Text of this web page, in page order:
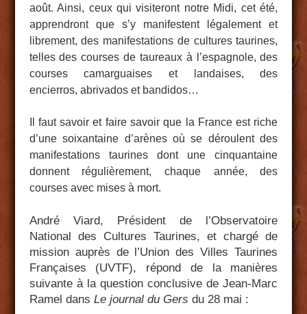
août. Ainsi, ceux qui visiteront notre Midi, cet été,
apprendront que s’y manifestent légalement et
librement, des manifestations de cultures taurines,
telles des courses de taureaux à l’espagnole, des
courses camarguaises et landaises, des
encierros, abrivados et bandidos…
Il faut savoir et faire savoir que la France est riche
d’une soixantaine d’arènes où se déroulent des
manifestations taurines dont une cinquantaine
donnent régulièrement, chaque année, des
courses avec mises à mort.
André Viard, Président de l’Observatoire
National des Cultures Taurines, et chargé de
mission auprès de l’Union des Villes Taurines
Françaises (UVTF), répond de la manières
suivante à la question conclusive de Jean-Marc
Ramel dans Le journal du Gers du 28 mai :